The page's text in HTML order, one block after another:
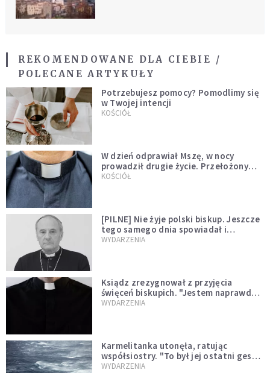
REKOMENDOWANE DLA CIEBIE /
POLECANE ARTYKUŁY
Potrzebujesz pomocy? Pomodlimy się
w Twojej intencji
KOŚCIÓŁ
W dzień odprawiał Mszę, w nocy
prowadził drugie życie. Przełożony
kazał mu opuścić zakon
KOŚCIÓŁ
[PILNE] Nie żyje polski biskup. Jeszcze
tego samego dnia spowiadał i
sprawował Mszę świętą
WYDARZENIA
Ksiądz zrezygnował z przyjęcia
święceń biskupich. "Jestem naprawdę
niegodny"
WYDARZENIA
Karmelitanka utonęła, ratując
współsiostry. "To był jej ostatni gest
miłości"
WYDARZENIA